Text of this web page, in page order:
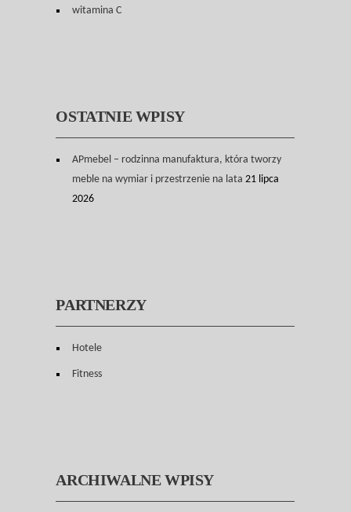
witamina C
OSTATNIE WPISY
APmebel – rodzinna manufaktura, która tworzy
meble na wymiar i przestrzenie na lata 21 lipca
2026
PARTNERZY
Hotele
Fitness
ARCHIWALNE WPISY